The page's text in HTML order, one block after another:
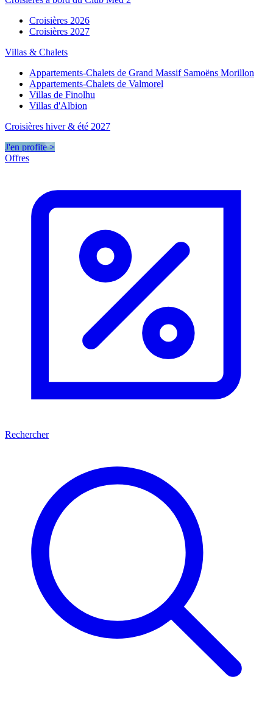
Croisières 2026
Croisières 2027
Villas & Chalets
Appartements-Chalets de Grand Massif Samoëns Morillon
Appartements-Chalets de Valmorel
Villas de Finolhu
Villas d'Albion
Croisières hiver & été 2027
J'en profite >
Offres
Rechercher